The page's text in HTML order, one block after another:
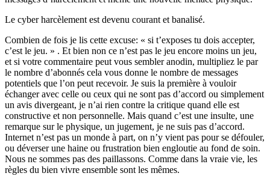
Le cyber harcèlement est devenu courant et banalisé.
Combien de fois je lis cette excuse: « si t’exposes tu dois accepter,
c’est le jeu. » . Et bien non ce n’est pas le jeu encore moins un jeu,
et si votre commentaire peut vous sembler anodin, multipliez le par
le nombre d’abonnés cela vous donne le nombre de messages
potentiels que l’on peut recevoir. Je suis la première à vouloir
échanger avec celle ou ceux qui ne sont pas d’accord ou simplement
un avis divergeant, je n’ai rien contre la critique quand elle est
constructive et non personnelle. Mais quand c’est une insulte, une
remarque sur le physique, un jugement, je ne suis pas d’accord.
Internet n’est pas un monde à part, on n’y vient pas pour se défouler,
ou déverser une haine ou frustration bien engloutie au fond de soin.
Nous ne sommes pas des paillassons. Comme dans la vraie vie, les
règles du bien vivre ensemble sont les mêmes.